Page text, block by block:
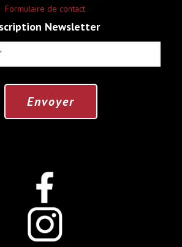
Formulaire de contact
Newsletter